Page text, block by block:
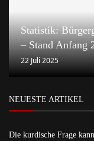
Statistik:
– Stand Anfang
22 Juli 2025
NEUESTE ARTIKEL
Die kurdische Frage